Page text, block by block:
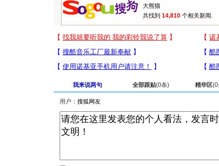
共找到 14,810 个相关新闻.
我来说两句 全部跟贴(0条) 精华区(0
用户：